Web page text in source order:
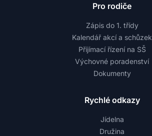
Pro rodiče
Zápis do 1. třídy
Kalendář akcí a schůzek
Přijímací řízení na SŠ
Výchovné poradenství
Dokumenty
Rychlé odkazy
Jídelna
Družina